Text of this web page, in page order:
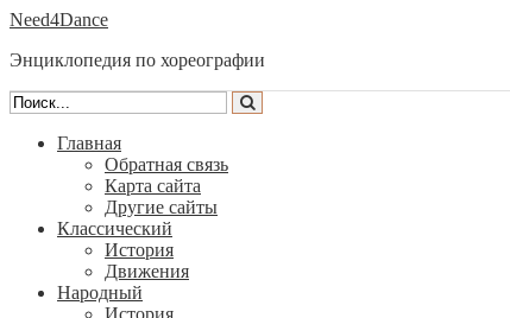
Need4Dance
Энциклопедия по хореографии
Главная
Обратная связь
Карта сайта
Другие сайты
Классический
История
Движения
Народный
История